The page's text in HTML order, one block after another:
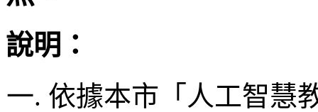
說明：
依據本市「人工智慧